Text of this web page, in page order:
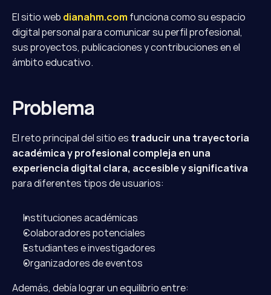
El sitio web dianahm.com funciona como su espacio
digital personal para comunicar su perfil profesional,
sus proyectos, publicaciones y contribuciones en el
ámbito educativo.
Problema
El reto principal del sitio es traducir una trayectoria
académica y profesional compleja en una
experiencia digital clara, accesible y significativa
para diferentes tipos de usuarios:
Instituciones académicas
Colaboradores potenciales
Estudiantes e investigadores
Organizadores de eventos
Además, debía lograr un equilibrio entre: